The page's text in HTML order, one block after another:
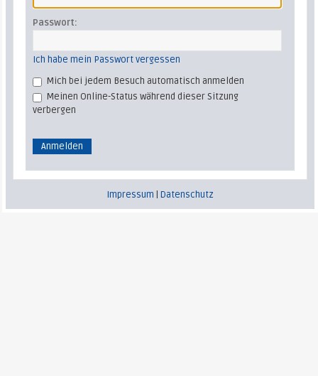
Passwort:
Ich habe mein Passwort vergessen
Mich bei jedem Besuch automatisch anmelden
Meinen Online-Status während dieser Sitzung
verbergen
Impressum |Datenschutz